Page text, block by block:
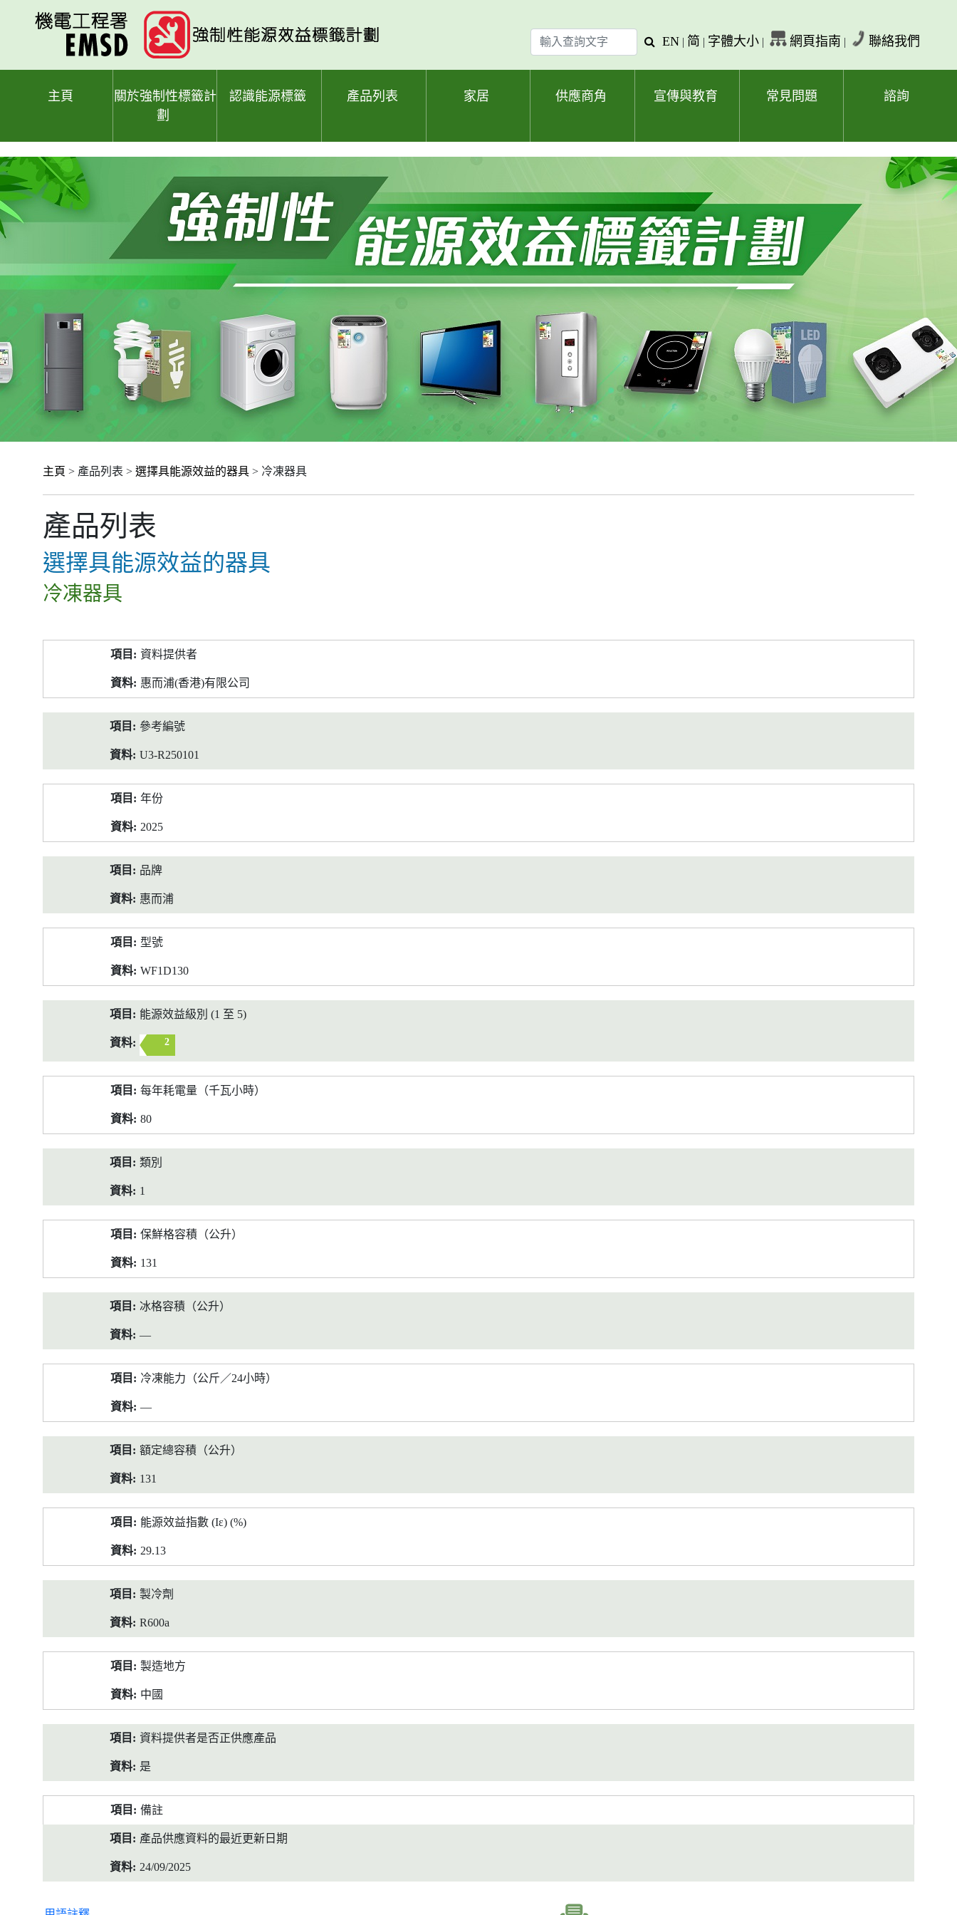
輸
入
查
查
字
EN | 简 | 字體大小 | 網頁指南 | 聯絡我們
主頁
關於強制性標籤計
劃
認識能源標籤 產品列表 家居 供應商角 宣傳與教育 常見問題 諮詢
主頁 > 產品列表 > 選擇具能源效益的器具 > 冷凍器具
產品列表
選擇具能源效益的器具
冷凍器具
料
資料提供者
惠而浦(香港)有限公司
參考編號
U3-R250101
年份
2025
品牌
惠而浦
型號
WF1D130
能源效益級別 (1 至 5)
2
每年耗電量（千瓦小時）
80
類別
1
保鮮格容積（公升）
131
冰格容積（公升）
—
冷凍能力（公斤／24小時）
—
額定總容積（公升）
131
能源效益指數 (Iε) (%)
29.13
製冷劑
R600a
製造地方
中國
資料提供者是否正供應產品
是
備註
產品供應資料的最近更新日期
24/09/2025